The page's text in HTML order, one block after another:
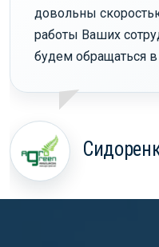
довольны
работы Ваших
будем обращаться